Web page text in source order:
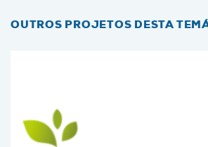
OUTROS PROJETOS DESTA